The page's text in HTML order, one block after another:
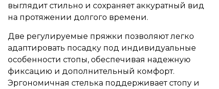
выглядит стильно и сохраняет аккуратный вид
на протяжении долгого времени.
Две регулируемые пряжки позволяют легко
адаптировать посадку под индивидуальные
особенности стопы, обеспечивая надежную
фиксацию и дополнительный комфорт.
Эргономичная стелька поддерживает стопу и